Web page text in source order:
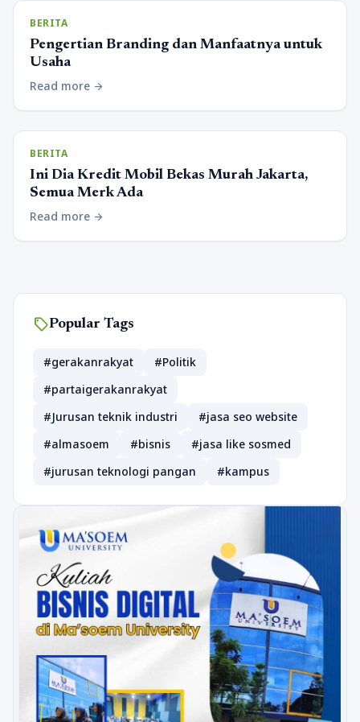
BERITA
Pengertian Branding dan Manfaatnya untuk
Usaha
Read more arrow_forward
BERITA
Ini Dia Kredit Mobil Bekas Murah Jakarta,
Semua Merk Ada
Read more arrow_forward
sellPopular Tags
#gerakanrakyat
#Politik
#partaigerakanrakyat
#Jurusan teknik industri
#jasa seo website
#almasoem
#bisnis
#jasa like sosmed
#jurusan teknologi pangan
#kampus